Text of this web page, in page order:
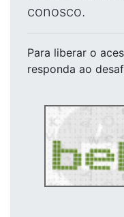
conosco.
Para liberar o
responda ao